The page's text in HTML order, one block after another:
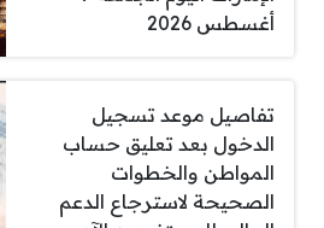
أغسطس 2026
تفاصيل موعد تسجيل
الدخول بعد تعليق حساب
المواطن والخطوات
الصحيحة لاسترجاع الدعم